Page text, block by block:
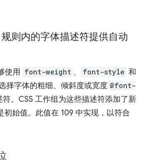
规则内的字体描述符提供自动
使用 font-weight 、 font-style 和
择字体的粗细、倾斜度或宽度 @font-
。CSS 工作组为这些描述符添加了新
初始值。此值在 109 中实现，以符合